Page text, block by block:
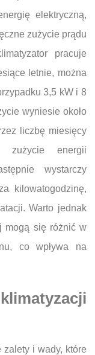
elektryczną,
zużycie prądu
pracuje
letnie, można
3,5 kW i 8
wyniesie około
liczbę miesięcy
zużycie energii
wystarczy
kilowatogodzinę,
Warto jednak
mogą się różnić w
co wpływa na
i wady, które